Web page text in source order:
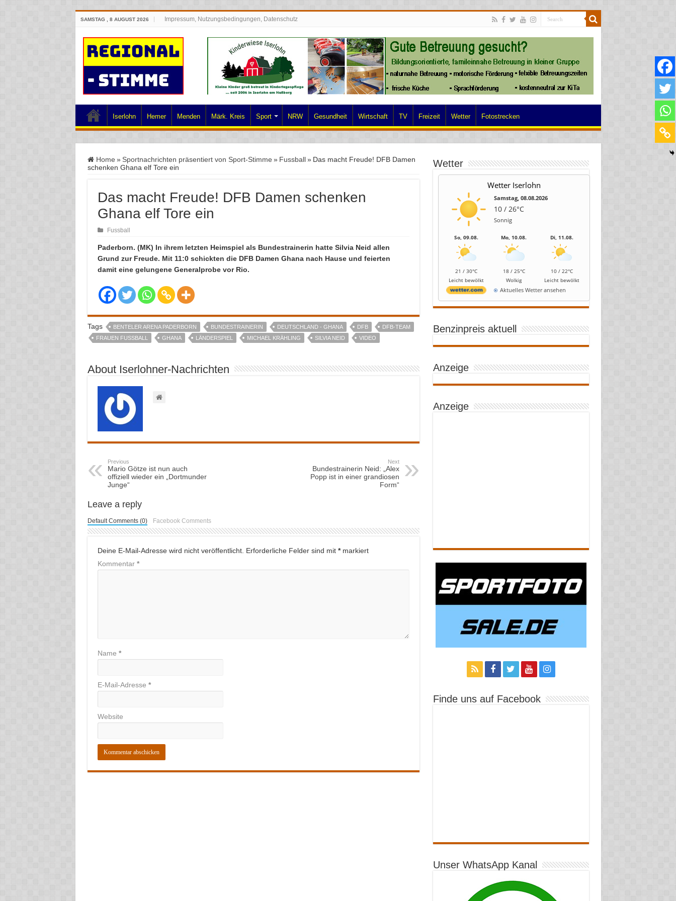
SAMSTAG , 8 AUGUST 2026 Impressum, Nutzungsbedingungen, Datenschutz
Iserlohn Hemer Menden Märk. Kreis Sport NRW Gesundheit Wirtschaft TV Freizeit Wetter Fotostrecken
Home » Sportnachrichten präsentiert von Sport-Stimme » Fussball » Das macht Freude! DFB Damen
schenken Ghana elf Tore ein
Das macht Freude! DFB Damen schenken
Ghana elf Tore ein
Fussball
Paderborn. (MK) In ihrem letzten Heimspiel als Bundestrainerin hatte Silvia Neid allen
Grund zur Freude. Mit 11:0 schickten die DFB Damen Ghana nach Hause und feierten
damit eine gelungene Generalprobe vor Rio.
Tags BENTELER ARENA PADERBORN BUNDESTRAINERIN DEUTSCHLAND - GHANA DFB
DFB-TEAM
FRAUEN FUSSBALL
GHANA LÄNDERSPIEL MICHAEL KRÄHLING SILVIA NEID VIDEO
About Iserlohner-Nachrichten
Previous
Mario Götze ist nun auch
offiziell wieder ein „Dortmunder
Junge“
Next
Bundestrainerin Neid: „Alex
Popp ist in einer grandiosen
Form“
Leave a reply
Default Comments (0) Facebook Comments
Deine E-Mail-Adresse wird nicht veröffentlicht. Erforderliche Felder sind mit *markiert
Kommentar *
Name *
E-Mail-Adresse *
Website
Wetter
Wetter Iserlohn
Samstag, 08.08.2026
10 / 26°C
Sonnig
So, 09.08.
21 / 30°C
Leicht bewölkt
Mo, 10.08.
18 / 25°C
Wolkig
Di, 11.08.
10 / 22°C
Leicht bewölkt
Aktuelles Wetter ansehen
Benzinpreis aktuell
Anzeige
Anzeige
Finde uns auf Facebook
Unser WhatsApp Kanal